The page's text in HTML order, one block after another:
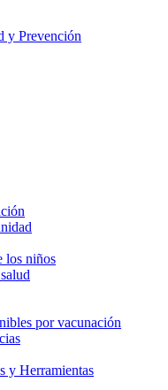
y Prevención
los niños
por vacunación
y Herramientas